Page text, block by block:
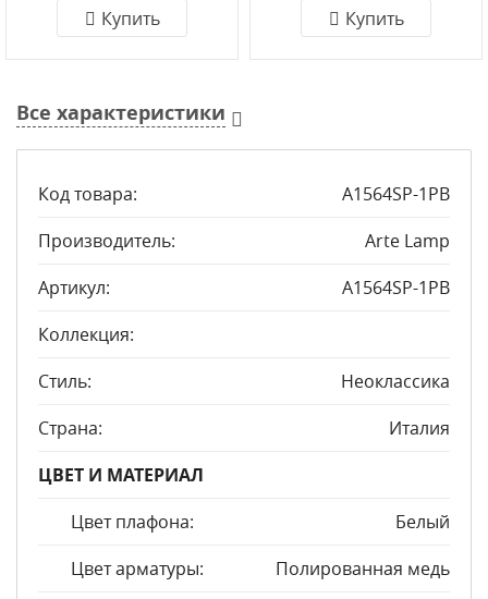
Купить Купить
Все характеристики
Код товара:
A1564SP-1PB
Производитель:
Arte Lamp
Артикул:
A1564SP-1PB
Коллекция:
Стиль:
Неоклассика
Страна:
Италия
ЦВЕТ И МАТЕРИАЛ
Цвет плафона:
Белый
Цвет арматуры:
Полированная медь